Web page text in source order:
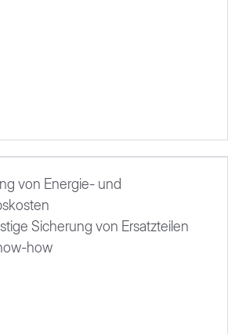
von Energie- und
Sicherung von Ersatzteilen
how